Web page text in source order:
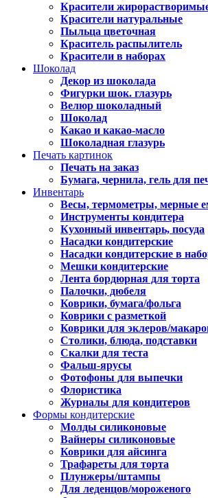
Красители
Красители натуральные
Пыльца цветочная
Краситель распылитель
Красители в наборах
Шоколад
Декор из шоколада
Фигурки шок. глазурь
Велюр шоколадный
Шоколад
Какао и какао-масло
Шоколадная глазурь
Печать картинок
Печать на заказ
Бумага, чернила, гель для
Инвентарь
Весы, термометры, мерные
Инструменты кондитера
Кухонный инвентарь, посуда
Насадки кондитерские
Насадки кондитерские в
Мешки кондитерские
Лента бордюрная для торта
Палочки, дюбеля
Коврики, бумага/фольга
Коврики с разметкой
Коврики для эклеров/
Столики, блюда, подставки
Скалки для теста
Фальш-ярусы
Фотофоны для выпечки
Флористика
Журналы для кондитеров
Формы кондитерские
Молды силиконовые
Вайнеры силиконовые
Коврики для айсинга
Трафареты для торта
Плунжеры/штампы
Для леденцов/мороженого